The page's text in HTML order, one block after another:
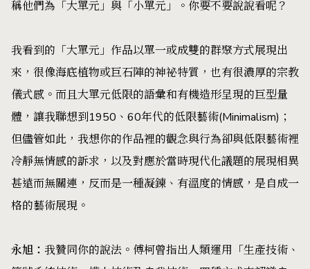
稱他們為「大單元」與「小單元」。你要不要說說看呢？
我看到的「大單元」作品以單一或成雙的群聚方式展現出
來，很像海底植物或巨石陣的神祕特質，也有很濃厚的宗教
儀式感。而且大單元低限的語彙和有機造形呈現的巨型量
體，讓我聯想到1950、60年代的低限藝術(Minimalism)；
但儘管如此，我想你的作品裡的觀念與行為卻與低限藝術裡
冷靜無情感的訴求，以及對應於當時現代化議題的展現相異
甚遠而無關連，反而是一種凝鍊、有溫度的情感，是自成一
格的藝術展現。
永旭： 我贊同你的說法。傅柯曾指出人類運用「生產技術、